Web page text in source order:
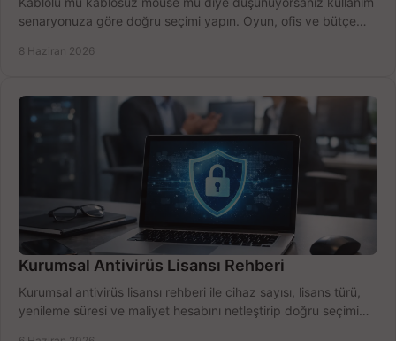
senaryonuza göre doğru seçimi yapın. Oyun, ofis ve bütçe
8 Haziran 2026
Kurumsal Antivirüs Lisansı Rehberi
Kurumsal antivirüs lisansı rehberi ile cihaz sayısı, lisans türü,
yenileme süresi ve maliyet hesabını netleştirip doğru seçimi